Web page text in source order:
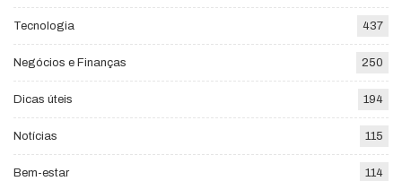
Tecnologia 437
Negócios e Finanças 250
Dicas úteis 194
Notícias 115
Bem-estar 114